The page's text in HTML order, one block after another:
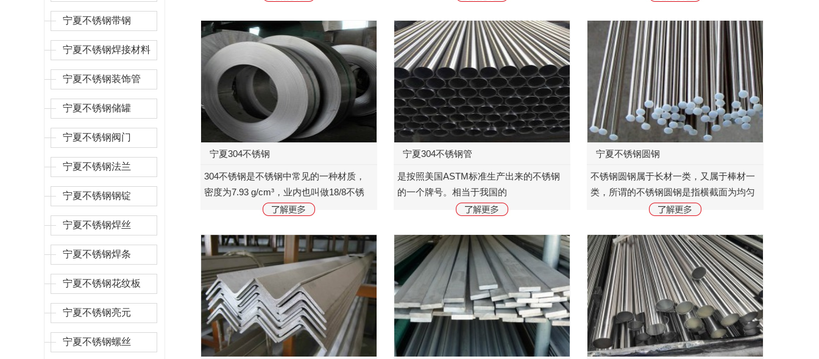
宁夏不锈钢带钢
宁夏不锈钢焊接材料
宁夏不锈钢装饰管
宁夏不锈钢储罐
宁夏不锈钢阀门
宁夏不锈钢法兰
宁夏不锈钢钢锭
宁夏不锈钢焊丝
宁夏不锈钢焊条
宁夏不锈钢花纹板
宁夏不锈钢亮元
宁夏不锈钢螺丝
大气、蒸汽和水等...
宁夏304不锈钢
304不锈钢是不锈钢中常见的一种材质，
密度为7.93 g/cm³，业内也叫做18/8不锈
钢。耐高温800℃，具有加工性能好，韧性
业和食品医...
宁夏304不锈钢管
是按照美国ASTM标准生产出来的不锈钢
的一个牌号。相当于我国的
0Cr19Ni9(0Cr18Ni9)不锈钢管。作为不锈
设备，原子能工业用设备...
宁夏不锈钢圆钢
不锈钢圆钢属于长材一类，又属于棒材一
类，所谓的不锈钢圆钢是指横截面为均匀
圆形的长材，一般长约四米。它可以分为
滑，经过准轧处理而...